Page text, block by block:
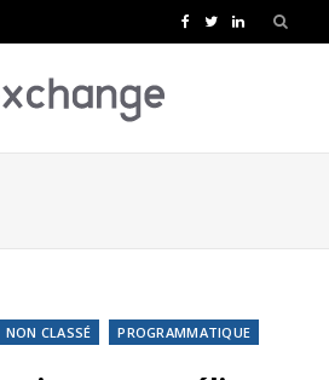
e
k
T
t
L
k
n
NON CLASSÉ PROGRAMMATIQUE